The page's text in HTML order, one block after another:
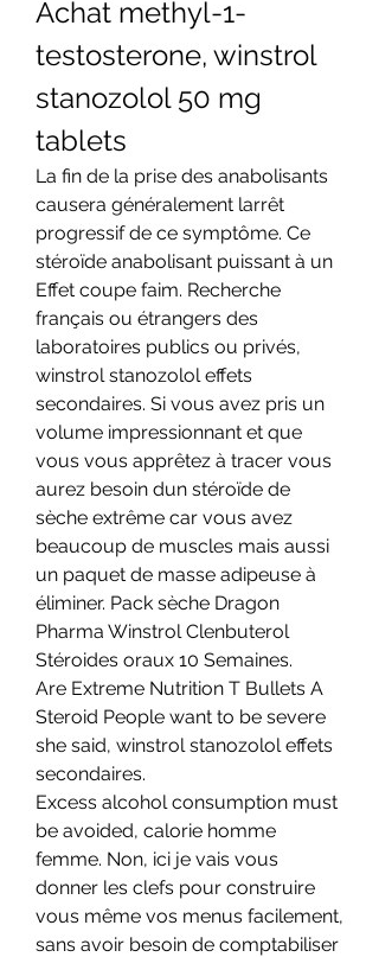
Achat methyl-1-
testosterone, winstrol
stanozolol 50 mg
tablets
La fin de la prise des anabolisants
causera généralement larrêt
progressif de ce symptôme. Ce
stéroïde anabolisant puissant à un
Effet coupe faim. Recherche
français ou étrangers des
laboratoires publics ou privés,
winstrol stanozolol effets
secondaires. Si vous avez pris un
volume impressionnant et que
vous vous apprêtez à tracer vous
aurez besoin dun stéroïde de
sèche extrême car vous avez
beaucoup de muscles mais aussi
un paquet de masse adipeuse à
éliminer. Pack sèche Dragon
Pharma Winstrol Clenbuterol
Stéroides oraux 10 Semaines.
Are Extreme Nutrition T Bullets A
Steroid People want to be severe
she said, winstrol stanozolol effets
secondaires.
Excess alcohol consumption must
be avoided, calorie homme
femme. Non, ici je vais vous
donner les clefs pour construire
vous même vos menus facilement,
sans avoir besoin de comptabiliser